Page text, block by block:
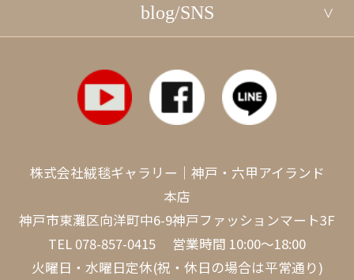
blog/SNS
株式会社絨毯ギャラリー｜神戸・六甲アイランド
本店
神戸市東灘区向洋町中6-9神戸ファッションマート3F
TEL 078-857-0415 営業時間 10:00～18:00
火曜日・水曜日定休(祝・休日の場合は平常通り)